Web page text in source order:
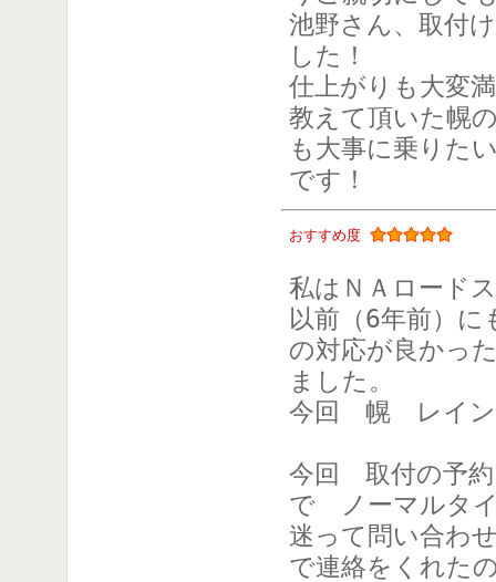
池野さん、取付
した！
仕上がりも大変
教えて頂いた幌
も大事に乗りた
です！
おすすめ度
私はＮＡロード
以前（6年前）
の対応が良かっ
ました。
今回 幌 レイン
今回 取付の予約
で ノーマルタ
迷って問い合わ
で連絡をくれた